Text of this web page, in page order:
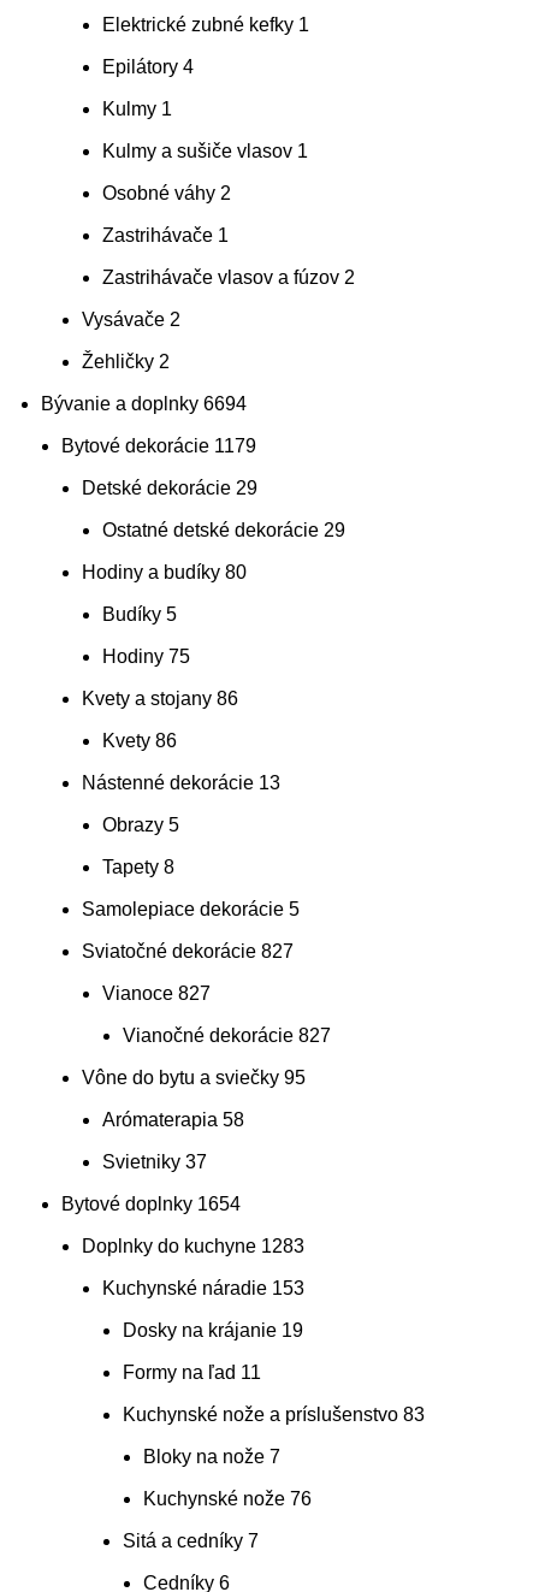
Elektrické zubné kefky 1
Epilátory 4
Kulmy 1
Kulmy a sušiče vlasov 1
Osobné váhy 2
Zastrihávače 1
Zastrihávače vlasov a fúzov 2
Vysávače 2
Žehličky 2
Bývanie a doplnky 6694
Bytové dekorácie 1179
Detské dekorácie 29
Ostatné detské dekorácie 29
Hodiny a budíky 80
Budíky 5
Hodiny 75
Kvety a stojany 86
Kvety 86
Nástenné dekorácie 13
Obrazy 5
Tapety 8
Samolepiace dekorácie 5
Sviatočné dekorácie 827
Vianoce 827
Vianočné dekorácie 827
Vône do bytu a sviečky 95
Arómaterapia 58
Svietniky 37
Bytové doplnky 1654
Doplnky do kuchyne 1283
Kuchynské náradie 153
Dosky na krájanie 19
Formy na ľad 11
Kuchynské nože a príslušenstvo 83
Bloky na nože 7
Kuchynské nože 76
Sitá a cedníky 7
Cedníky 6